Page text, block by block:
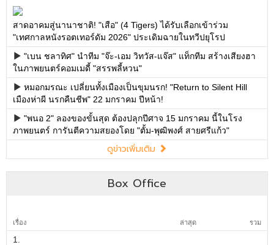
สาดอาคมสู่นานาชาติ! "เสือ" (4 Tigers) ได้รับเลือกเข้าร่วม
"เทศกาลหนังรอตเทอร์ดัม 2026" ประเดิมฉายในทวีปยุโรป
"เบน ชลาทิศ" นำทีม "จ๊ะ-เอม วิทวัส-แจ๊ส" แท็กทีม สร้างเสียงฮา
ในภาพยนตร์คอมเมดี้ "สรรพลี้หวน"
หมอกมรณะ เปลี่ยนทั้งเมืองเป็นขุมนรก! "Return to Silent Hill
เมืองห่าผี นรกคืนชีพ" 22 มกราคม ปีหน้า!
"พนอ 2" ลองของขั้นสุด ต้องปลุกปีศาจ 15 มกราคม นี้ในโรง
ภาพยนตร์ การันตีความสยองโดย "ตั้ม-พุฒิพงศ์ สายศรีแก้ว"
ดูข่าวเพิ่มเติม
Box Office
เรื่อง ล่าสุด รวม
1.